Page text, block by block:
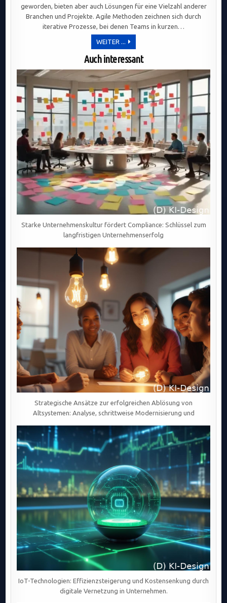
geworden, bieten aber auch Lösungen für eine Vielzahl anderer
Branchen und Projekte. Agile Methoden zeichnen sich durch
iterative Prozesse, bei denen Teams in kurzen…
WEITER ...
AGILE
FLEXIBILITÄT
UND
VERBESSERUNG
ALS
SCHLÜSSEL
ZUM
ERFOLG
IN
MODERNEN
PROJEKTORGANISATIONEN
Auch interessant
Starke Unternehmenskultur fördert Compliance: Schlüssel zum
langfristigen Unternehmenserfolg
Strategische Ansätze zur erfolgreichen Ablösung von
Altsystemen: Analyse, schrittweise Modernisierung und
IoT-Technologien: Effizienzsteigerung und Kostensenkung durch
digitale Vernetzung in Unternehmen.